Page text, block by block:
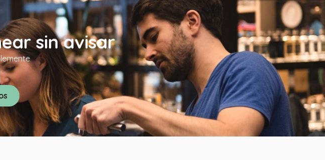
sin avisar